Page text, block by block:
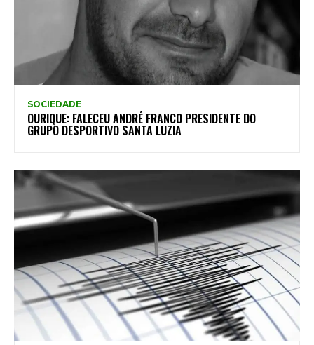
SOCIEDADE
OURIQUE: FALECEU ANDRÉ FRANCO PRESIDENTE DO
GRUPO DESPORTIVO SANTA LUZIA